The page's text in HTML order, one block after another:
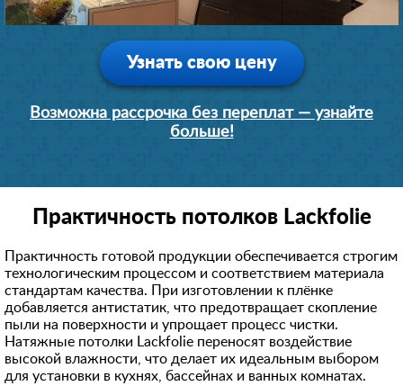
Узнать свою цену
Возможна рассрочка без переплат — узнайте
больше!
Практичность потолков Lackfolie
Практичность готовой продукции обеспечивается строгим
технологическим процессом и соответствием материала
стандартам качества. При изготовлении к плёнке
добавляется антистатик, что предотвращает скопление
пыли на поверхности и упрощает процесс чистки.
Натяжные потолки Lackfolie переносят воздействие
высокой влажности, что делает их идеальным выбором
для установки в кухнях, бассейнах и ванных комнатах.